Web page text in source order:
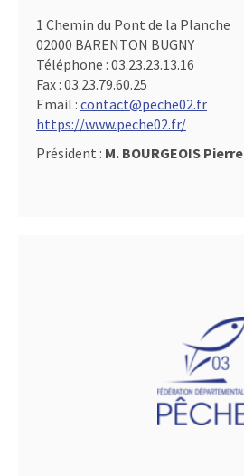
1 Chemin du Pont de la Planche
02000 BARENTON BUGNY
Téléphone : 03.23.23.13.16
Fax : 03.23.79.60.25
Email : contact@peche02.fr
https://www.peche02.fr/
Président : M. BOURGEOIS Pierre